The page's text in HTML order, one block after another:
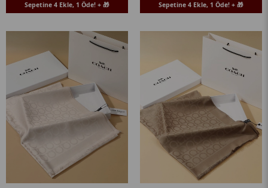
Sepetine 4 Ekle, 1 Öde! + 🎁 Sepetine 4 Ekle, 1 Öde! + 🎁